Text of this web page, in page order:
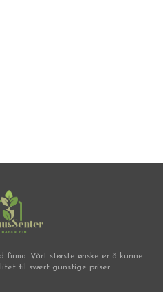
Vårt største ønske er å kunne
til svært gunstige priser.